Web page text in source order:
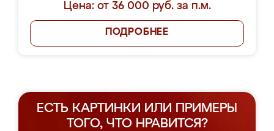
Цена: от 36 000 руб. за п.м.
ПОДРОБНЕЕ
ЕСТЬ КАРТИНКИ ИЛИ ПРИМЕРЫ
ТОГО, ЧТО НРАВИТСЯ?